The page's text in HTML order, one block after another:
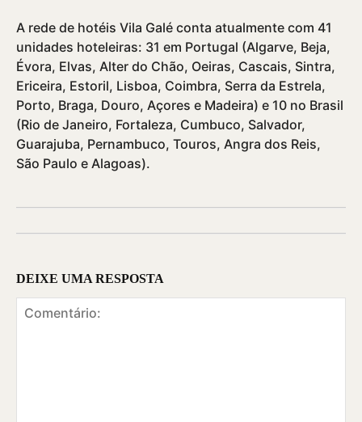
A rede de hotéis Vila Galé conta atualmente com 41
unidades hoteleiras: 31 em Portugal (Algarve, Beja,
Évora, Elvas, Alter do Chão, Oeiras, Cascais, Sintra,
Ericeira, Estoril, Lisboa, Coimbra, Serra da Estrela,
Porto, Braga, Douro, Açores e Madeira) e 10 no Brasil
(Rio de Janeiro, Fortaleza, Cumbuco, Salvador,
Guarajuba, Pernambuco, Touros, Angra dos Reis,
São Paulo e Alagoas).
DEIXE UMA RESPOSTA